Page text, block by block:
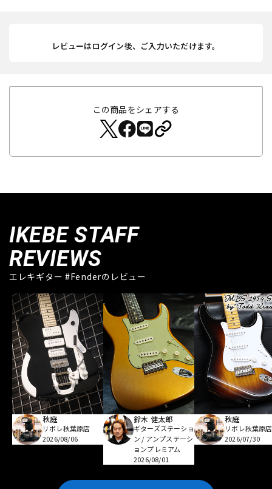
レビューはログイン後、ご入力いただけます。
この商品をシェアする
IKEBE STAFF
REVIEWS
エレキギター #Fenderのレビュー
秋庭
リボレ秋葉原店
2026/08/06
鈴木 健太郎
ギターズステーショ
ン / アンプステーシ
ョンプレミアム
2026/08/01
秋庭
リボレ秋葉原店
2026/07/30